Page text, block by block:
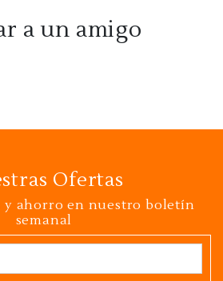
a un amigo
Ofertas
y ahorro en nuestro boletín
semanal